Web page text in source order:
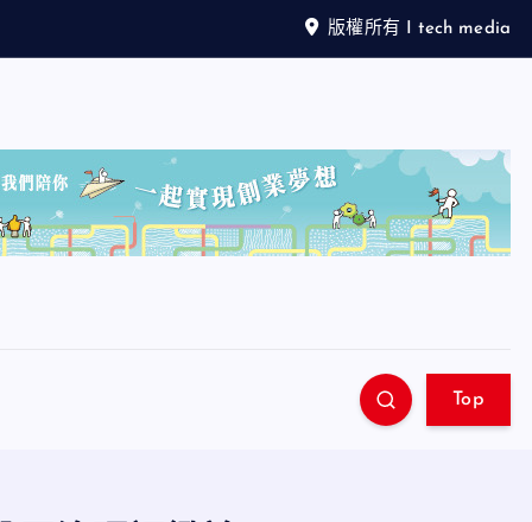
版權所有 I tech media
Top